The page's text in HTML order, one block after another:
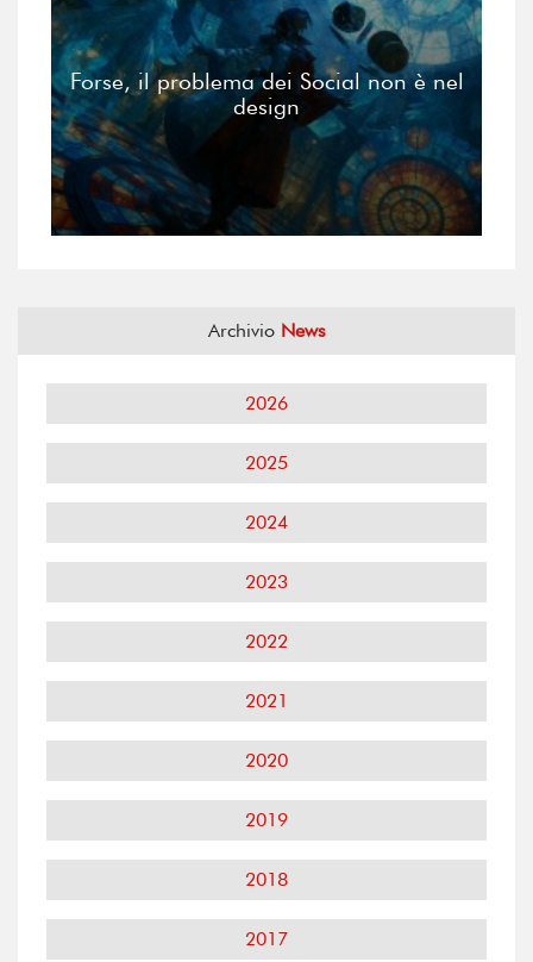
Forse, il problema dei Social non è nel
design
Archivio News
2026
2025
2024
2023
2022
2021
2020
2019
2018
2017